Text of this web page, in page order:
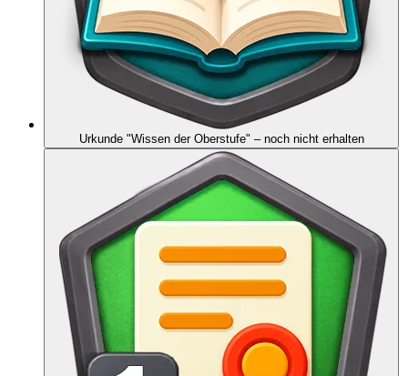
Urkunde "Wissen der Oberstufe" – noch nicht erhalten